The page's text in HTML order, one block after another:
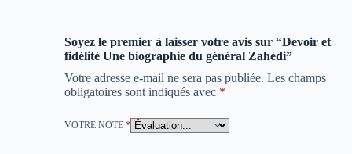
Soyez le premier à laisser votre avis sur “Devoir et
fidélité Une biographie du général Zahédi”
Votre adresse e-mail ne sera pas publiée. Les champs
obligatoires sont indiqués avec *
VOTRE NOTE *